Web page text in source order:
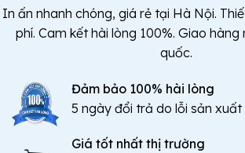
In ấn nhanh chóng, giá rẻ tại Hà Nội.
phí. Cam kết hài lòng 100%. Giao
quốc.
Đảm bảo 100% hài lòng
5 ngày đổi trả do lỗi sản xuất
Giá tốt nhất thị trường